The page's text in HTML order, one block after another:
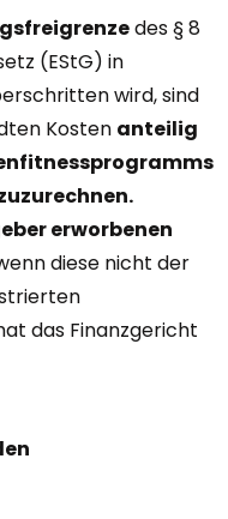
des § 8
(EStG) in
wird, sind
Kosten anteilig
erworbenen
diese nicht der
das Finanzgericht